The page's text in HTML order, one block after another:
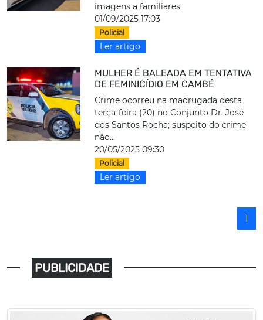
imagens a familiares
01/09/2025 17:03
Policial
Ler artigo
MULHER É BALEADA EM TENTATIVA
DE FEMINICÍDIO EM CAMBÉ
Crime ocorreu na madrugada desta
terça-feira (20) no Conjunto Dr. José
dos Santos Rocha; suspeito do crime
não...
20/05/2025 09:30
Policial
Ler artigo
1
PUBLICIDADE